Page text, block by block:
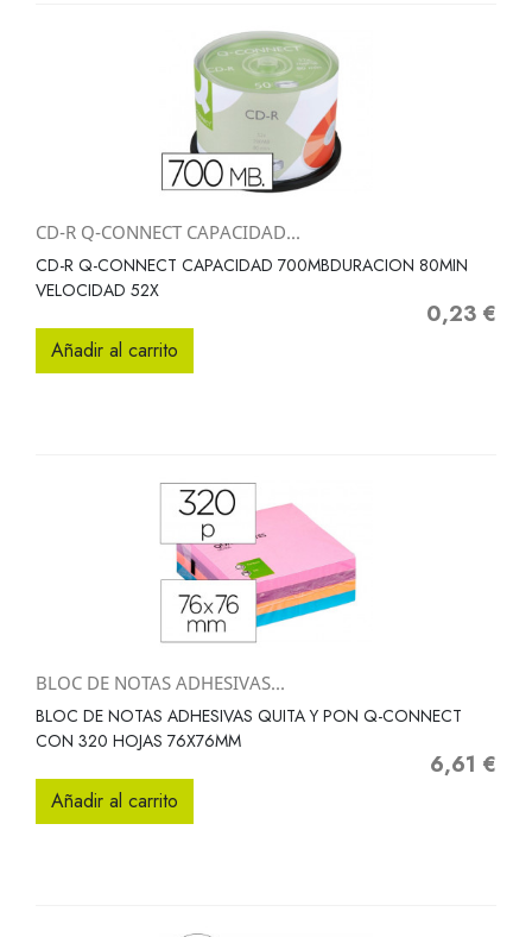
CD-R Q-CONNECT CAPACIDAD...
CD-R Q-CONNECT CAPACIDAD 700MBDURACION 80MIN
VELOCIDAD 52X
Precio
0,23 €
Añadir al carrito
BLOC DE NOTAS ADHESIVAS...
BLOC DE NOTAS ADHESIVAS QUITA Y PON Q-CONNECT
CON 320 HOJAS 76X76MM
Precio
6,61 €
Añadir al carrito